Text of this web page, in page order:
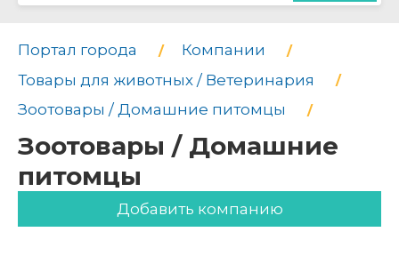
Портал города
Компании
Товары для животных / Ветеринария
Зоотовары / Домашние питомцы
Зоотовары / Домашние
питомцы
Добавить компанию